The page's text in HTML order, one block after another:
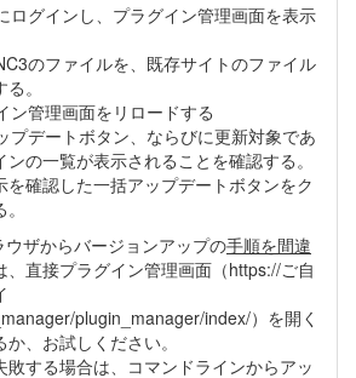
ログインし、プラグイン管理画面を表示
のファイルを、既存サイトのファイル
。
ン管理画面をリロードする
プデートボタン、ならびに更新対象であ
ンの一覧が表示されることを確認する。
を確認した一括アップデートボタンをク
ウザからバージョンアップの手順を間違
、直接プラグイン管理画面（https://ご自
plugin_manager/index/）を開く
、お試しください。
敗する場合は、コマンドラインからアッ